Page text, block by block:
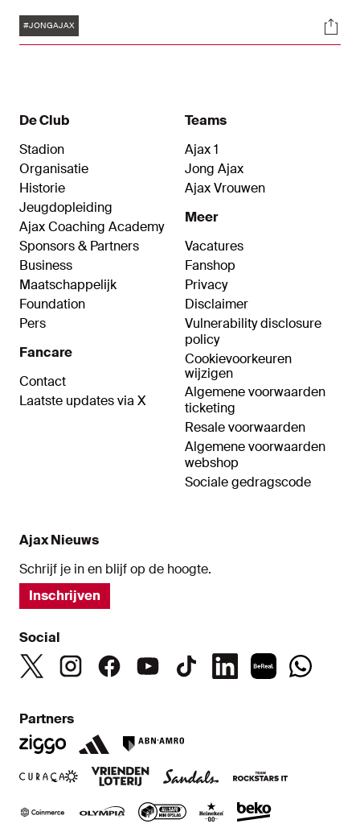
de Keuken Kampioen Divisie. De Ajacieden
kwamen twee keer op achterstand, maar
Tags
#JONGAJAX
De Club
Stadion
Organisatie
Historie
Jeugdopleiding
Ajax Coaching Academy
Sponsors & Partners
Business
Maatschappelijk
Foundation
Pers
Fancare
Contact
Laatste updates via X
Teams
Ajax 1
Jong Ajax
Ajax Vrouwen
Meer
Vacatures
Fanshop
Privacy
Disclaimer
Vulnerability disclosure
policy
Cookievoorkeuren
wijzigen
Algemene voorwaarden
ticketing
Resale voorwaarden
Algemene voorwaarden
webshop
Sociale gedragscode
Ajax Nieuws
Schrijf je in en blijf op de hoogte.
Inschrijven
Social
Partners